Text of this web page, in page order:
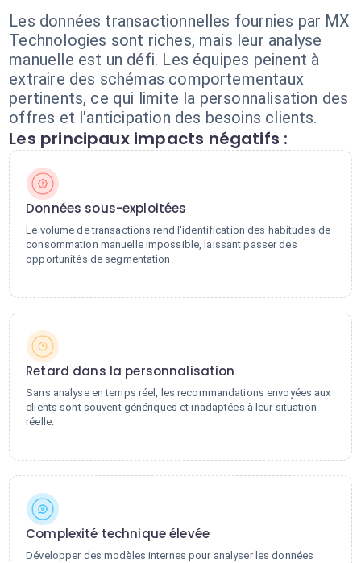
Les données transactionnelles fournies par MX
Technologies sont riches, mais leur analyse
manuelle est un défi. Les équipes peinent à
extraire des schémas comportementaux
pertinents, ce qui limite la personnalisation des
offres et l'anticipation des besoins clients.
Les principaux impacts négatifs :
Données sous-exploitées
Le volume de transactions rend l'identification des habitudes de
consommation manuelle impossible, laissant passer des
opportunités de segmentation.
Retard dans la personnalisation
Sans analyse en temps réel, les recommandations envoyées aux
clients sont souvent génériques et inadaptées à leur situation
réelle.
Complexité technique élevée
Développer des modèles internes pour analyser les données